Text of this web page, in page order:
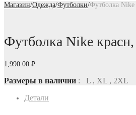
Магазин/Одежда/Футболки/Футболка
Футболка Nike
1,990.00 ₽
Размеры в наличии : L , XL , 2XL
Детали